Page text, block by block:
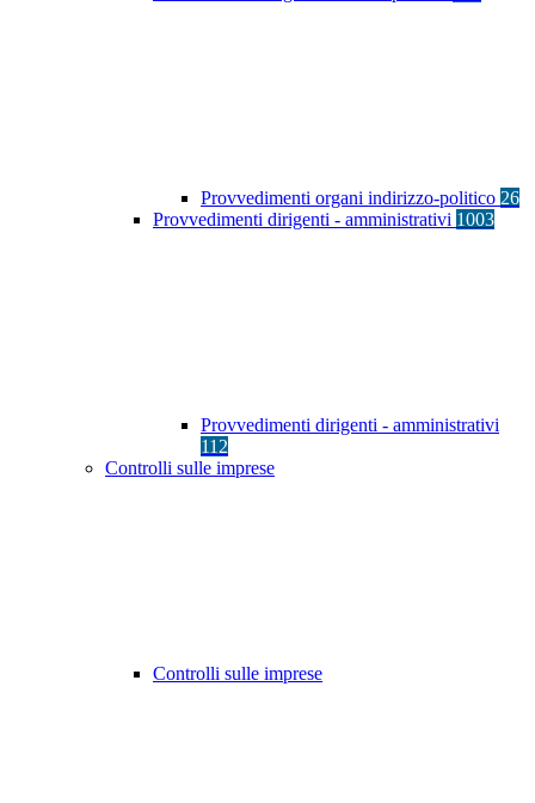
Provvedimenti organi indirizzo-politico 26
Provvedimenti dirigenti - amministrativi 1003
Provvedimenti dirigenti - amministrativi
112
Controlli sulle imprese
Controlli sulle imprese